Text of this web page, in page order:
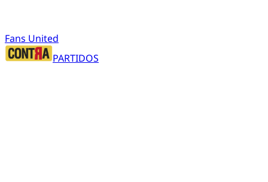
Fans United
PARTIDOS